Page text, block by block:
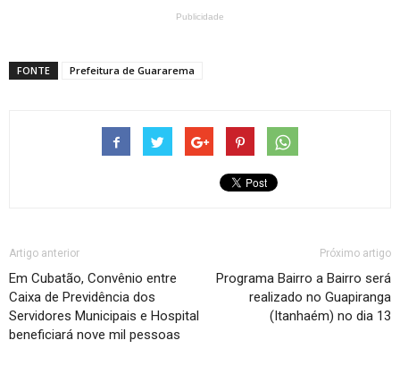
Publicidade
FONTE Prefeitura de Guararema
Artigo anterior
Em Cubatão, Convênio entre
Caixa de Previdência dos
Servidores Municipais e Hospital
beneficiará nove mil pessoas
Próximo artigo
Programa Bairro a Bairro será
realizado no Guapiranga
(Itanhaém) no dia 13